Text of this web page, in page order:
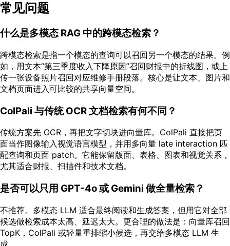
常见问题
什么是多模态 RAG 中的跨模态检索？
跨模态检索是指一个模态的查询可以召回另一个模态的结果。例
如，用文本“第三季度收入下降原因”召回财报中的折线图，或上
传一张设备照片召回对应维修手册段落。核心是让文本、图片和
文档页面进入可比较的共享向量空间。
ColPali 与传统 OCR 文档检索有何不同？
传统方案先 OCR，再把文字切块进向量库。ColPali 直接把页
面当作图像输入视觉语言模型，并用多向量 late interaction 匹
配查询和页面 patch。它能保留版面、表格、图表和视觉关系，
尤其适合财报、扫描件和技术文档。
是否可以只用 GPT-4o 或 Gemini 做全量检索？
不推荐。多模态 LLM 适合最终阅读和生成答案，但用它对全部
候选做检索成本太高、延迟太大。更合理的做法是：向量库召回
TopK，ColPali 或轻量重排缩小候选，再交给多模态 LLM 生
成。